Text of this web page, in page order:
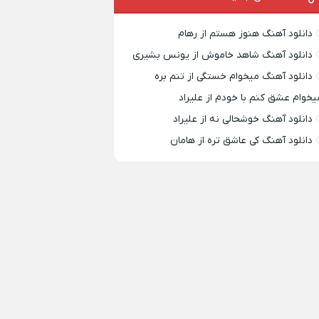
دانلود آهنگ هنوز هستم از رهام
دانلود آهنگ شاهد خاموش از یونس بشیری
دانلود آهنگ میخوام خستگی از تنم بره
عشق کنم با خودم از علیراد
دانلود آهنگ خوشحالی نه از علیراد
دانلود آهنگ کی عاشق تره از هامان